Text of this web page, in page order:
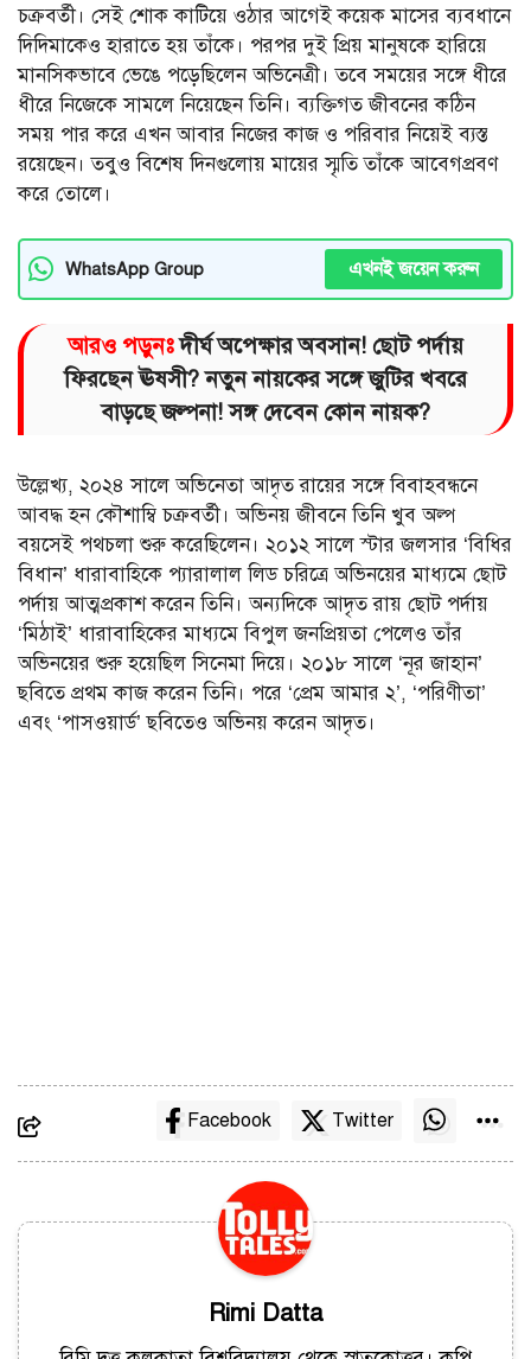
চক্রবর্তী। সেই শোক কাটিয়ে ওঠার আগেই কয়েক মাসের ব্যবধানে
দিদিমাকেও হারাতে হয় তাঁকে। পরপর দুই প্রিয় মানুষকে হারিয়ে
মানসিকভাবে ভেঙে পড়েছিলেন অভিনেত্রী। তবে সময়ের সঙ্গে ধীরে
ধীরে নিজেকে সামলে নিয়েছেন তিনি। ব্যক্তিগত জীবনের কঠিন
সময় পার করে এখন আবার নিজের কাজ ও পরিবার নিয়েই ব্যস্ত
রয়েছেন। তবুও বিশেষ দিনগুলোয় মায়ের স্মৃতি তাঁকে আবেগপ্রবণ
করে তোলে।
WhatsApp Group এখনই জয়েন করুন
আরও পড়ুনঃদীর্ঘ অপেক্ষার অবসান! ছোট পর্দায়
ফিরছেন ঊষসী? নতুন নায়কের সঙ্গে জুটির খবরে
বাড়ছে জল্পনা! সঙ্গ দেবেন কোন নায়ক?
উল্লেখ্য, ২০২৪ সালে অভিনেতা আদৃত রায়ের সঙ্গে বিবাহবন্ধনে
আবদ্ধ হন কৌশাম্বি চক্রবর্তী। অভিনয় জীবনে তিনি খুব অল্প
বয়সেই পথচলা শুরু করেছিলেন। ২০১২ সালে স্টার জলসার ‘বিধির
বিধান’ ধারাবাহিকে প্যারালাল লিড চরিত্রে অভিনয়ের মাধ্যমে ছোট
পর্দায় আত্মপ্রকাশ করেন তিনি। অন্যদিকে আদৃত রায় ছোট পর্দায়
‘মিঠাই’ ধারাবাহিকের মাধ্যমে বিপুল জনপ্রিয়তা পেলেও তাঁর
অভিনয়ের শুরু হয়েছিল সিনেমা দিয়ে। ২০১৮ সালে ‘নূর জাহান’
ছবিতে প্রথম কাজ করেন তিনি। পরে ‘প্রেম আমার ২’, ‘পরিণীতা’
এবং ‘পাসওয়ার্ড’ ছবিতেও অভিনয় করেন আদৃত।
Facebook Twitter
Rimi Datta